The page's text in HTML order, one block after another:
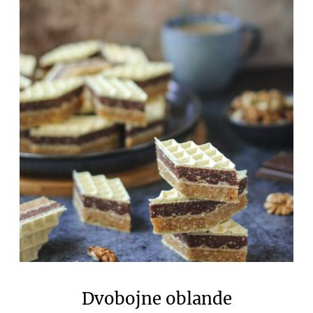
Dvobojne oblande